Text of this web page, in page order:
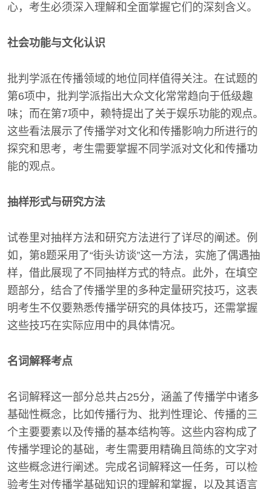
心，考生必须深入理解和全面掌握它们的深刻含义。
社会功能与文化认识
批判学派在传播领域的地位同样值得关注。在试题的
第6项中，批判学派指出大众文化常常趋向于低级趣
味；而在第7项中，赖特提出了关于娱乐功能的观点。
这些看法展示了传播学对文化和传播影响力所进行的
探究和思考，考生需要掌握不同学派对文化和传播功
能的观点。
抽样形式与研究方法
试卷里对抽样方法和研究方法进行了详尽的阐述。例
如，第8题采用了“街头访谈”这一方法，实施了偶遇抽
样，借此展现了不同抽样方式的特点。此外，在填空
题部分，结合了传播学里的多种定量研究技巧，这表
明考生不仅要熟悉传播学研究的具体技巧，还需掌握
这些技巧在实际应用中的具体情况。
名词解释考点
名词解释这一部分总共占25分，涵盖了传播学中诸多
基础性概念，比如传播行为、批判性理论、传播的三
个主要要素以及传播的基本结构等。这些内容构成了
传播学理论的基础，考生需要用精确且简练的文字对
这些概念进行阐述。完成名词解释这一任务，可以检
验考生对传播学基础知识的理解和掌握，以及其语言